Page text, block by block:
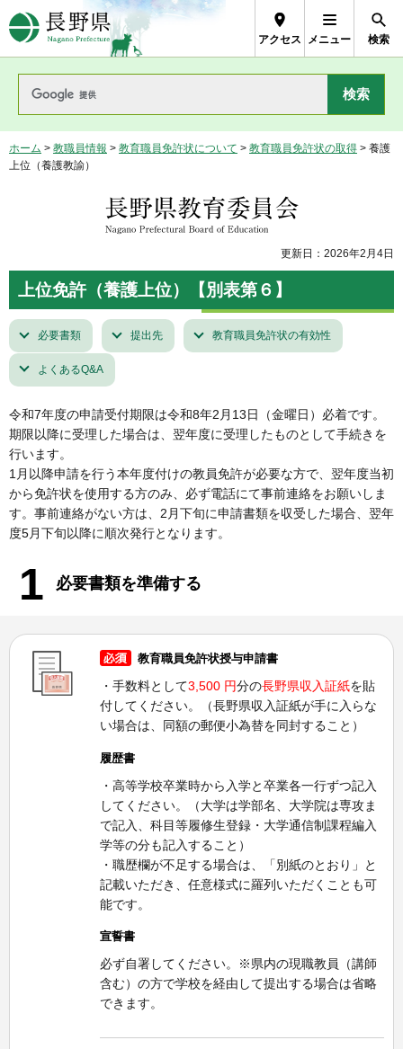
長野県Nagano Prefecture
アクセス メニュー 検索
ホーム > 教職員情報 > 教育職員免許状について > 教育職員免許状の取得 > 養護
上位（養護教諭）
長野県教育委員会
更新日：2026年2月4日
上位免許（養護上位）【別表第６】
必要書類 提出先 教育職員免許状の有効性
よくあるQ&A
令和7年度の申請受付期限は令和8年2月13日（金曜日）必着です。
期限以降に受理した場合は、翌年度に受理したものとして手続きを
行います。
1月以降申請を行う本年度付けの教員免許が必要な方で、翌年度当初
から免許状を使用する方のみ、必ず電話にて事前連絡をお願いしま
す。事前連絡がない方は、2月下旬に申請書類を収受した場合、翌年
度5月下旬以降に順次発行となります。
1 必要書類を準備する
教育職員免許状授与申請書
・手数料として3,500 円分の長野県収入証紙を貼
付してください。（長野県収入証紙が手に入らな
い場合は、同額の郵便小為替を同封すること）
履歴書
・高等学校卒業時から入学と卒業各一行ずつ記入
してください。（大学は学部名、大学院は専攻ま
で記入、科目等履修生登録・大学通信制課程編入
学等の分も記入すること）
・職歴欄が不足する場合は、「別紙のとおり」と
記載いただき、任意様式に羅列いただくことも可
能です。
宣誓書
必ず自署してください。※県内の現職教員（講師
含む）の方で学校を経由して提出する場合は省略
できます。